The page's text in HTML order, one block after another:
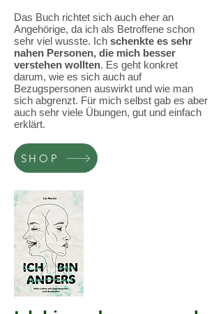
Das Buch richtet sich auch eher an
Angehörige, da ich als Betroffene schon
sehr viel wusste. Ich schenkte es sehr
nahen Personen, die mich besser
verstehen wollten. Es geht konkret
darum, wie es sich auch auf
Bezugspersonen auswirkt und wie man
sich abgrenzt. Für mich selbst gab es aber
auch sehr viele Übungen, gut und einfach
erklärt.
SHOP